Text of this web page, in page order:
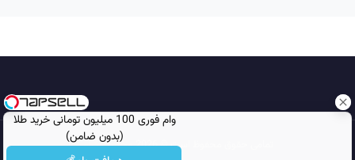
وام فوری 100 میلیون تومانی خرید طلا
(بدون ضامن)
تمامی حقوق محفوظ است © 2026 مجله نورگرام